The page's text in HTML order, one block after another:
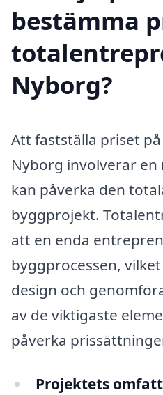
bestämma
Nyborg?
Att fastställa priset
Nyborg involverar
kan påverka den
byggprojekt.
att en enda
byggprocessen,
design och
av de viktigaste
påverka
Projektets